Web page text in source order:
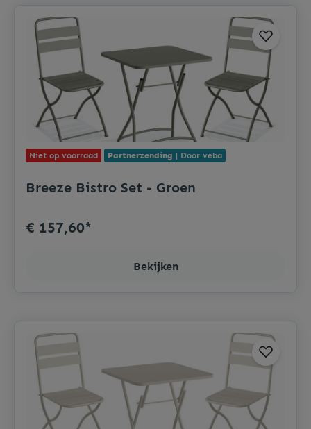
Niet op voorraad Partnerzending | Door veba
Breeze Bistro Set - Groen
€ 157,60*
Bekijken